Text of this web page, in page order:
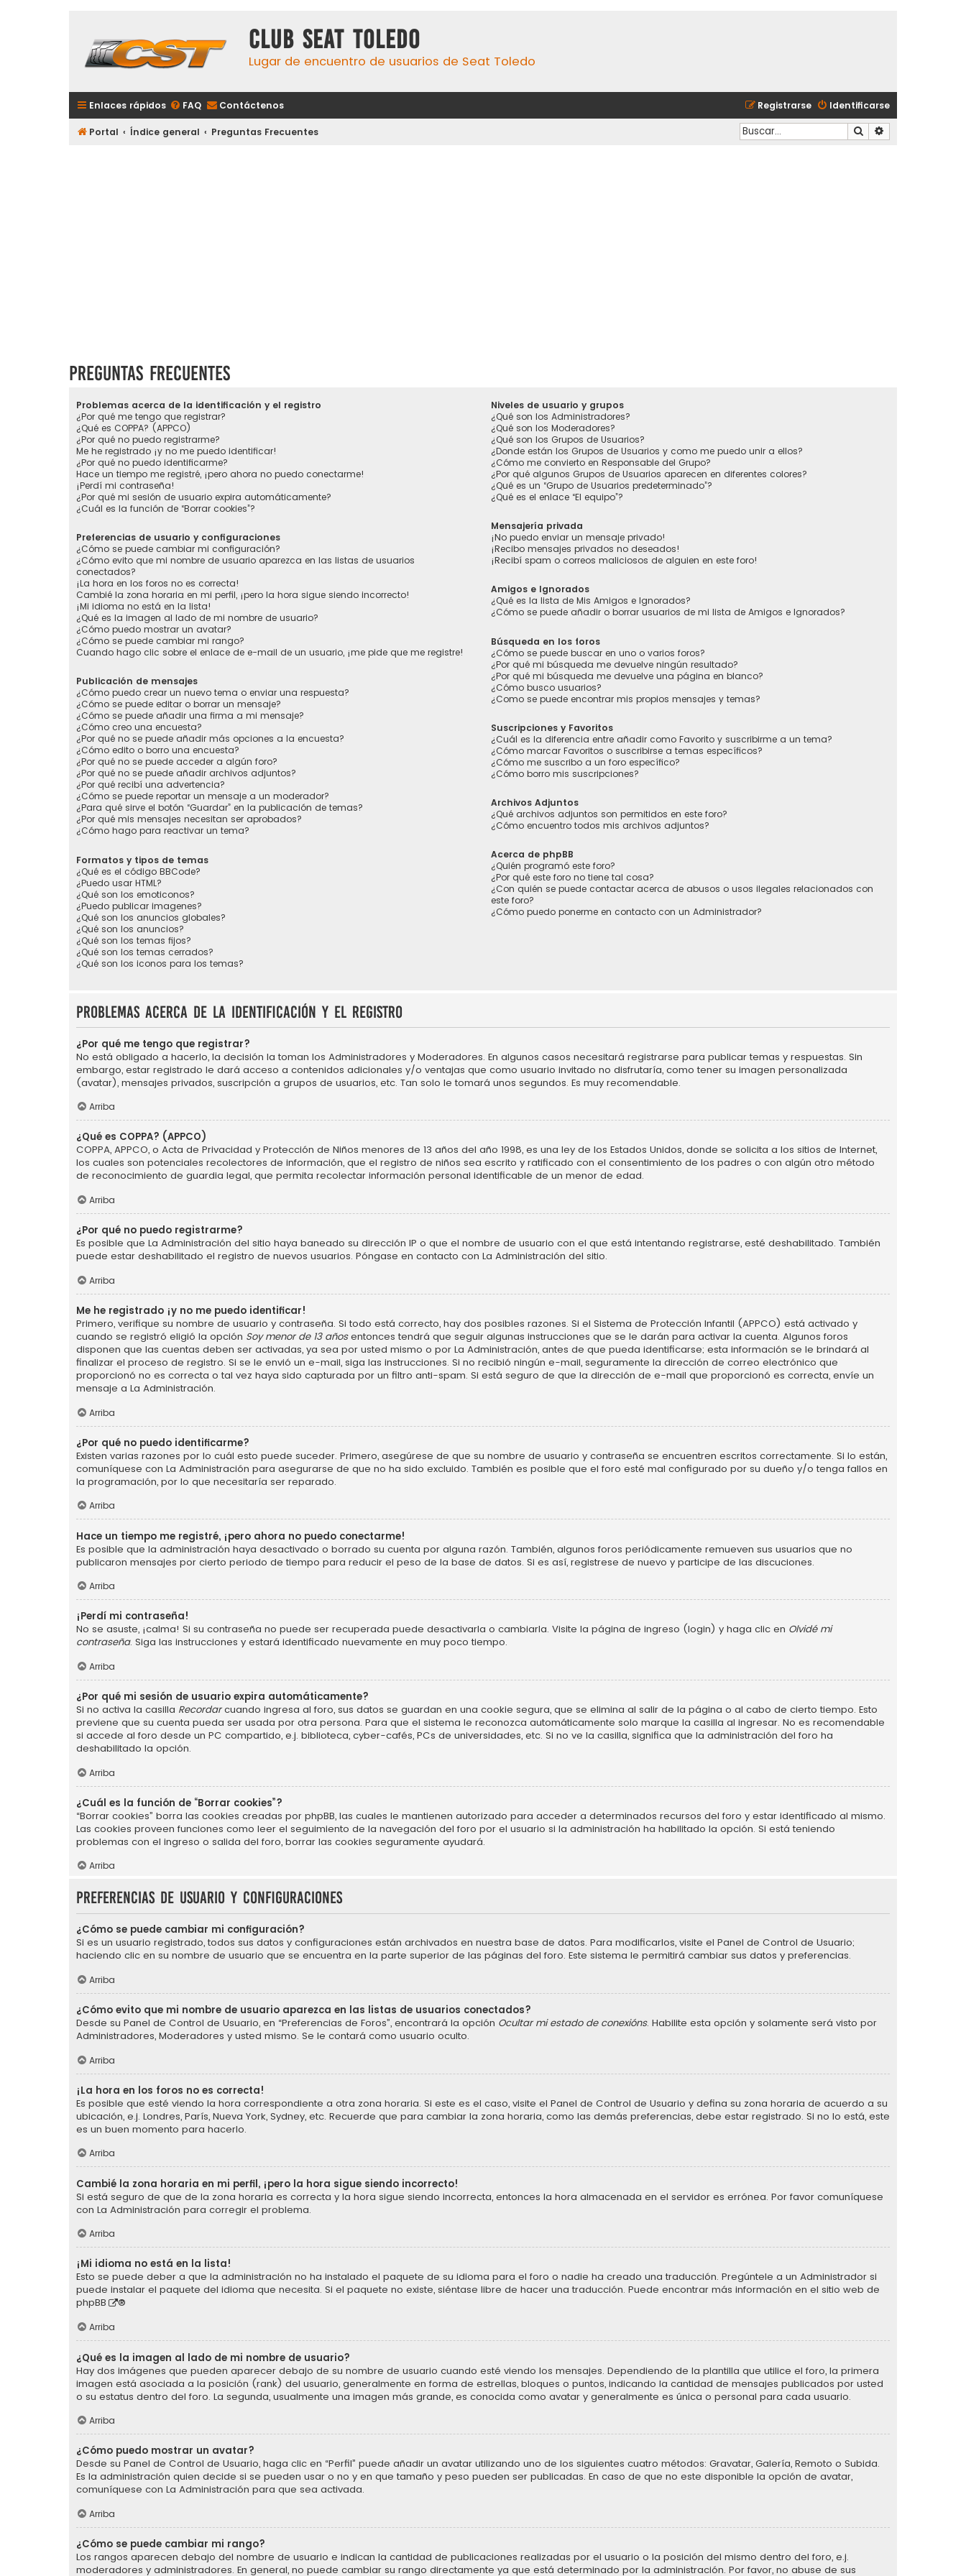
Club Seat Toledo
Lugar de encuentro de usuarios de Seat Toledo
Enlaces rápidos FAQ Contáctenos Identificarse
Registrarse
Portal Índice general Preguntas Frecuentes Buscar
Preguntas Frecuentes
Problemas acerca de la identificación y el registro
¿Por qué me tengo que registrar?
¿Qué es COPPA? (APPCO)
¿Por qué no puedo registrarme?
Me he registrado ¡y no me puedo identificar!
¿Por qué no puedo identificarme?
Hace un tiempo me registré, ¡pero ahora no puedo conectarme!
¡Perdí mi contraseña!
¿Por qué mi sesión de usuario expira automáticamente?
¿Cuál es la función de “Borrar cookies”?
Preferencias de usuario y configuraciones
¿Cómo se puede cambiar mi configuración?
¿Cómo evito que mi nombre de usuario aparezca en las listas de usuarios
conectados?
¡La hora en los foros no es correcta!
Cambié la zona horaria en mi perfil, ¡pero la hora sigue siendo incorrecto!
¡Mi idioma no está en la lista!
¿Qué es la imagen al lado de mi nombre de usuario?
¿Cómo puedo mostrar un avatar?
¿Cómo se puede cambiar mi rango?
Cuando hago clic sobre el enlace de e-mail de un usuario, ¡me pide que me registre!
Publicación de mensajes
¿Cómo puedo crear un nuevo tema o enviar una respuesta?
¿Cómo se puede editar o borrar un mensaje?
¿Cómo se puede añadir una firma a mi mensaje?
¿Cómo creo una encuesta?
¿Por qué no se puede añadir más opciones a la encuesta?
¿Cómo edito o borro una encuesta?
¿Por qué no se puede acceder a algún foro?
¿Por qué no se puede añadir archivos adjuntos?
¿Por qué recibí una advertencia?
¿Cómo se puede reportar un mensaje a un moderador?
¿Para qué sirve el botón “Guardar” en la publicación de temas?
¿Por qué mis mensajes necesitan ser aprobados?
¿Cómo hago para reactivar un tema?
Formatos y tipos de temas
¿Qué es el código BBCode?
¿Puedo usar HTML?
¿Qué son los emoticonos?
¿Puedo publicar imagenes?
¿Qué son los anuncios globales?
¿Qué son los anuncios?
¿Qué son los temas fijos?
¿Qué son los temas cerrados?
¿Qué son los iconos para los temas?
Niveles de usuario y grupos
¿Qué son los Administradores?
¿Qué son los Moderadores?
¿Qué son los Grupos de Usuarios?
¿Donde están los Grupos de Usuarios y como me puedo unir a ellos?
¿Cómo me convierto en Responsable del Grupo?
¿Por qué algunos Grupos de Usuarios aparecen en diferentes colores?
¿Qué es un “Grupo de Usuarios predeterminado”?
¿Qué es el enlace “El equipo”?
Mensajería privada
¡No puedo enviar un mensaje privado!
¡Recibo mensajes privados no deseados!
¡Recibí spam o correos maliciosos de alguien en este foro!
Amigos e Ignorados
¿Qué es la lista de Mis Amigos e Ignorados?
¿Cómo se puede añadir o borrar usuarios de mi lista de Amigos e Ignorados?
Búsqueda en los foros
¿Cómo se puede buscar en uno o varios foros?
¿Por qué mi búsqueda me devuelve ningún resultado?
¿Por qué mi búsqueda me devuelve una página en blanco?
¿Cómo busco usuarios?
¿Como se puede encontrar mis propios mensajes y temas?
Suscripciones y Favoritos
¿Cuál es la diferencia entre añadir como Favorito y suscribirme a un tema?
¿Cómo marcar Favoritos o suscribirse a temas específicos?
¿Cómo me suscribo a un foro específico?
¿Cómo borro mis suscripciones?
Archivos Adjuntos
¿Qué archivos adjuntos son permitidos en este foro?
¿Cómo encuentro todos mis archivos adjuntos?
Acerca de phpBB
¿Quién programó este foro?
¿Por qué este foro no tiene tal cosa?
¿Con quién se puede contactar acerca de abusos o usos ilegales relacionados con
este foro?
¿Cómo puedo ponerme en contacto con un Administrador?
Problemas acerca de la identificación y el registro
¿Por qué me tengo que registrar?
No está obligado a hacerlo, la decisión la toman los Administradores y Moderadores. En algunos casos necesitará registrarse para publicar temas y respuestas. Sin
embargo, estar registrado le dará acceso a contenidos adicionales y/o ventajas que como usuario invitado no disfrutaría, como tener su imagen personalizada
(avatar), mensajes privados, suscripción a grupos de usuarios, etc. Tan solo le tomará unos segundos. Es muy recomendable.
Arriba
¿Qué es COPPA? (APPCO)
COPPA, APPCO, o Acta de Privacidad y Protección de Niños menores de 13 años del año 1998, es una ley de los Estados Unidos, donde se solicita a los sitios de Internet,
los cuales son potenciales recolectores de información, que el registro de niños sea escrito y ratificado con el consentimiento de los padres o con algún otro método
de reconocimiento de guardia legal, que permita recolectar información personal identificable de un menor de edad.
Arriba
¿Por qué no puedo registrarme?
Es posible que La Administración del sitio haya baneado su dirección IP o que el nombre de usuario con el que está intentando registrarse, esté deshabilitado. También
puede estar deshabilitado el registro de nuevos usuarios. Póngase en contacto con La Administración del sitio.
Arriba
Me he registrado ¡y no me puedo identificar!
Primero, verifique su nombre de usuario y contraseña. Si todo está correcto, hay dos posibles razones. Si el Sistema de Protección Infantil (APPCO) está activado y
cuando se registró eligió la opción Soy menor de 13 añosentonces tendrá que seguir algunas instrucciones que se le darán para activar la cuenta. Algunos foros
disponen que las cuentas deben ser activadas, ya sea por usted mismo o por La Administración, antes de que pueda identificarse; esta información se le brindará al
finalizar el proceso de registro. Si se le envió un e-mail, siga las instrucciones. Si no recibió ningún e-mail, seguramente la dirección de correo electrónico que
proporcionó no es correcta o tal vez haya sido capturada por un filtro anti-spam. Si está seguro de que la dirección de e-mail que proporcionó es correcta, envíe un
mensaje a La Administración.
Arriba
¿Por qué no puedo identificarme?
Existen varias razones por lo cuál esto puede suceder. Primero, asegúrese de que su nombre de usuario y contraseña se encuentren escritos correctamente. Si lo están,
comuníquese con La Administración para asegurarse de que no ha sido excluido. También es posible que el foro esté mal configurado por su dueño y/o tenga fallos en
la programación, por lo que necesitaría ser reparado.
Arriba
Hace un tiempo me registré, ¡pero ahora no puedo conectarme!
Es posible que la administración haya desactivado o borrado su cuenta por alguna razón. También, algunos foros periódicamente remueven sus usuarios que no
publicaron mensajes por cierto periodo de tiempo para reducir el peso de la base de datos. Si es así, registrese de nuevo y participe de las discuciones.
Arriba
¡Perdí mi contraseña!
No se asuste, ¡calma! Si su contraseña no puede ser recuperada puede desactivarla o cambiarla. Visite la página de ingreso (login) y haga clic en Olvidé mi
contraseña. Siga las instrucciones y estará identificado nuevamente en muy poco tiempo.
Arriba
¿Por qué mi sesión de usuario expira automáticamente?
Si no activa la casilla Recordarcuando ingresa al foro, sus datos se guardan en una cookie segura, que se elimina al salir de la página o al cabo de cierto tiempo. Esto
previene que su cuenta pueda ser usada por otra persona. Para que el sistema le reconozca automáticamente solo marque la casilla al ingresar. No es recomendable
si accede al foro desde un PC compartido, e.j. biblioteca, cyber-cafés, PCs de universidades, etc. Si no ve la casilla, significa que la administración del foro ha
deshabilitado la opción.
Arriba
¿Cuál es la función de “Borrar cookies”?
“Borrar cookies” borra las cookies creadas por phpBB, las cuales le mantienen autorizado para acceder a determinados recursos del foro y estar identificado al mismo.
Las cookies proveen funciones como leer el seguimiento de la navegación del foro por el usuario si la administración ha habilitado la opción. Si está teniendo
problemas con el ingreso o salida del foro, borrar las cookies seguramente ayudará.
Arriba
Preferencias de usuario y configuraciones
¿Cómo se puede cambiar mi configuración?
Si es un usuario registrado, todos sus datos y configuraciones están archivados en nuestra base de datos. Para modificarlos, visite el Panel de Control de Usuario;
haciendo clic en su nombre de usuario que se encuentra en la parte superior de las páginas del foro. Este sistema le permitirá cambiar sus datos y preferencias.
Arriba
¿Cómo evito que mi nombre de usuario aparezca en las listas de usuarios conectados?
Desde su Panel de Control de Usuario, en “Preferencias de Foros”, encontrará la opción Ocultar mi estado de conexións. Habilite esta opción y solamente será visto por
Administradores, Moderadores y usted mismo. Se le contará como usuario oculto.
Arriba
¡La hora en los foros no es correcta!
Es posible que esté viendo la hora correspondiente a otra zona horaria. Si este es el caso, visite el Panel de Control de Usuario y defina su zona horaria de acuerdo a su
ubicación, e.j. Londres, París, Nueva York, Sydney, etc. Recuerde que para cambiar la zona horaria, como las demás preferencias, debe estar registrado. Si no lo está, este
es un buen momento para hacerlo.
Arriba
Cambié la zona horaria en mi perfil, ¡pero la hora sigue siendo incorrecto!
Si está seguro de que de la zona horaria es correcta y la hora sigue siendo incorrecta, entonces la hora almacenada en el servidor es errónea. Por favor comuníquese
con La Administración para corregir el problema.
Arriba
¡Mi idioma no está en la lista!
Esto se puede deber a que la administración no ha instalado el paquete de su idioma para el foro o nadie ha creado una traducción. Pregúntele a un Administrador si
puede instalar el paquete del idioma que necesita. Si el paquete no existe, siéntase libre de hacer una traducción. Puede encontrar más información en el sitio web de
phpBB
®
Arriba
¿Qué es la imagen al lado de mi nombre de usuario?
Hay dos imágenes que pueden aparecer debajo de su nombre de usuario cuando esté viendo los mensajes. Dependiendo de la plantilla que utilice el foro, la primera
imagen está asociada a la posición (rank) del usuario, generalmente en forma de estrellas, bloques o puntos, indicando la cantidad de mensajes publicados por usted
o su estatus dentro del foro. La segunda, usualmente una imagen más grande, es conocida como avatar y generalmente es única o personal para cada usuario.
Arriba
¿Cómo puedo mostrar un avatar?
Desde su Panel de Control de Usuario, haga clic en “Perfil” puede añadir un avatar utilizando uno de los siguientes cuatro métodos: Gravatar, Galería, Remoto o Subida.
Es la administración quien decide si se pueden usar o no y en que tamaño y peso pueden ser publicadas. En caso de que no este disponible la opción de avatar,
comuníquese con La Administración para que sea activada.
Arriba
¿Cómo se puede cambiar mi rango?
Los rangos aparecen debajo del nombre de usuario e indican la cantidad de publicaciones realizadas por el usuario o la posición del mismo dentro del foro, e.j.
moderadores y administradores. En general, no puede cambiar su rango directamente ya que está determinado por la administración. Por favor, no abuse de sus